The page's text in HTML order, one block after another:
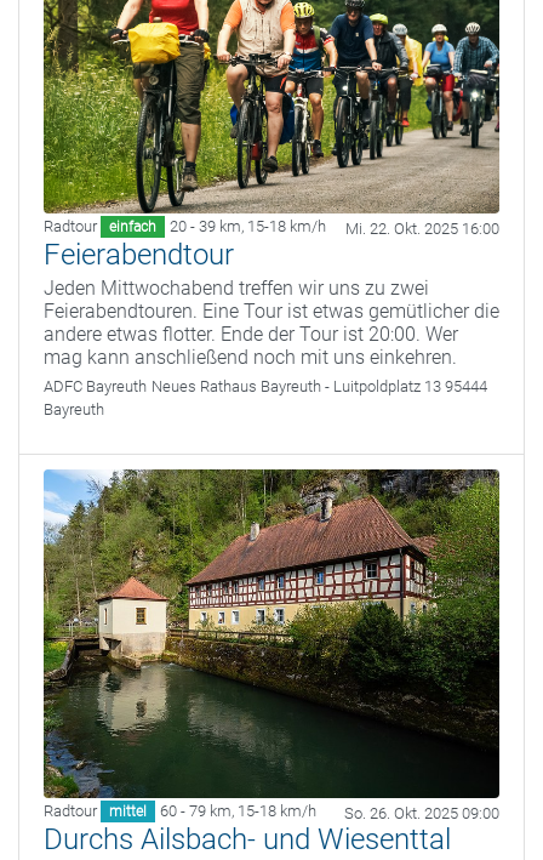
Radtour einfach 20 - 39 km, 15-18 km/h Mi. 22. Okt. 2025 16:00
Feierabendtour
Jeden Mittwochabend treffen wir uns zu zwei
Feierabendtouren. Eine Tour ist etwas gemütlicher die
andere etwas flotter. Ende der Tour ist 20:00. Wer
mag kann anschließend noch mit uns einkehren.
ADFC Bayreuth Neues Rathaus Bayreuth - Luitpoldplatz 13 95444
Bayreuth
Radtour mittel 60 - 79 km, 15-18 km/h So. 26. Okt. 2025 09:00
Durchs Ailsbach- und Wiesenttal